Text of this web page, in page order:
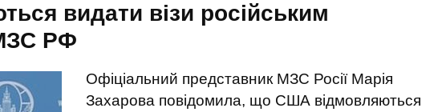
видати візи російським
РФ
Офіціальний представник МЗС Росії Марія
Захарова повідомила, що США відмовляються